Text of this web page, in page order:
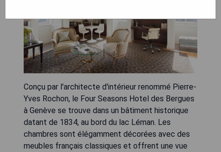
Conçu par l'architecte d'intérieur renommé Pierre-
Yves Rochon, le Four Seasons Hotel des Bergues
à Genève se trouve dans un bâtiment historique
datant de 1834, au bord du lac Léman. Les
chambres sont élégamment décorées avec des
meubles français classiques et offrent une vue